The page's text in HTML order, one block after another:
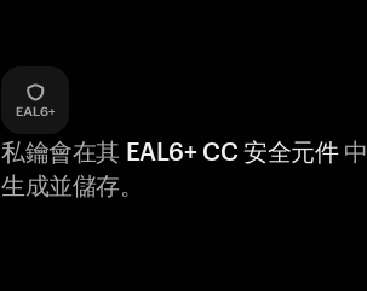
私鑰會在其 EAL6+ CC 安全元件中
生成並儲存。